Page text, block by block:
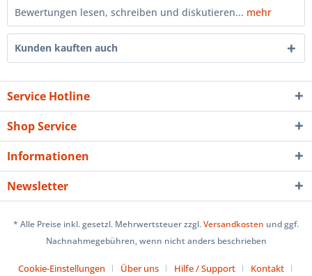
Bewertungen lesen, schreiben und diskutieren... mehr
Kunden kauften auch
Service Hotline
Shop Service
Informationen
Newsletter
* Alle Preise inkl. gesetzl. Mehrwertsteuer zzgl.Versandkosten und ggf.
Nachnahmegebühren, wenn nicht anders beschrieben
Cookie-Einstellungen Über uns Hilfe / Support Kontakt